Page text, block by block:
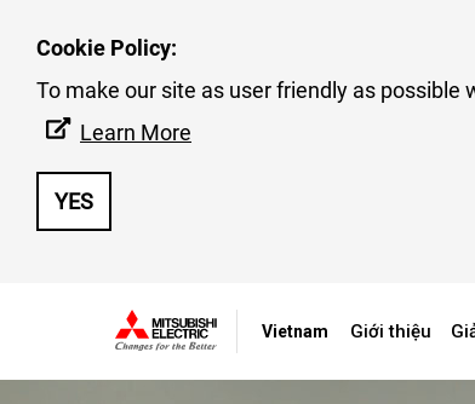
Cookie Policy:
To make our site as user friendly as possible
Learn More
YES
Vietnam Giới thiệu